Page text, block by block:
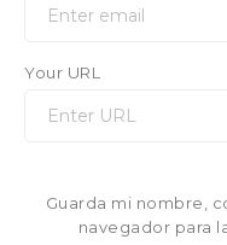
Your URL
Guarda mi nombre,
navegador para